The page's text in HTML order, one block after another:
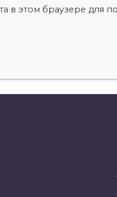
в этом браузере для